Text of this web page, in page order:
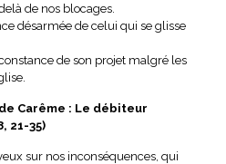
de nos blocages.
désarmée de celui qui se glisse
de son projet malgré les
Carême : Le débiteur
21-35)
sur nos inconséquences, qui